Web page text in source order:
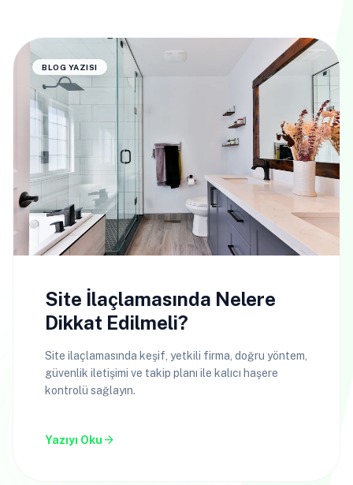
BLOG YAZISI
Site İlaçlamasında Nelere
Dikkat Edilmeli?
Site ilaçlamasında keşif, yetkili firma, doğru yöntem,
güvenlik iletişimi ve takip planı ile kalıcı haşere
kontrolü sağlayın.
Yazıyı Oku arrow_forward